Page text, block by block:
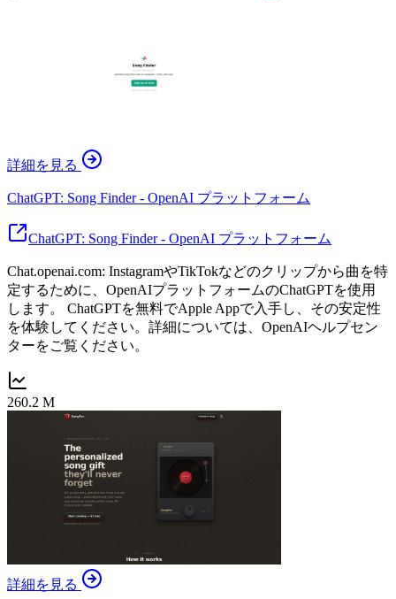
詳細を見る
ChatGPT: Song Finder - OpenAI プラットフォーム
ChatGPT: Song Finder - OpenAI プラットフォーム
Chat.openai.com: InstagramやTikTokなどのクリップから曲を特
定するために、OpenAIプラットフォームのChatGPTを使用
します。 ChatGPTを無料でApple Appで入手し、その安定性
を体験してください。詳細については、OpenAIヘルプセン
ターをご覧ください。
260.2 M
詳細を見る